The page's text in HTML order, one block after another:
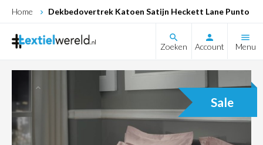
Home Dekbedovertrek Katoen Satijn Heckett Lane Punto
Zoeken Account Menu
Sale